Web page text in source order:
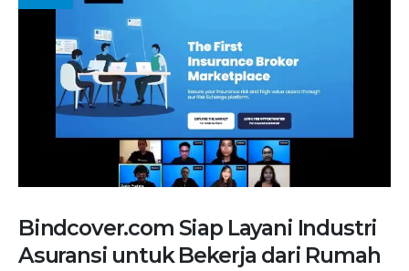
Bindcover.com Siap Layani Industri
Asuransi untuk Bekerja dari Rumah